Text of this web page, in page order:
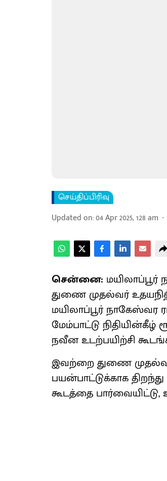
செய்திப்பிரிவு
Updated on:04 Apr 2025, 1:28 am
சென்னை:
துணை முதல்வர்
மயிலாப்பூர் நாகேஸ்வர
மேம்பாட்டு
நவீன உடற்பயிற்சி
இவற்றை துணை
பயன்பாட்டுக்காக
கூடத்தை பார்வையிட்டு,